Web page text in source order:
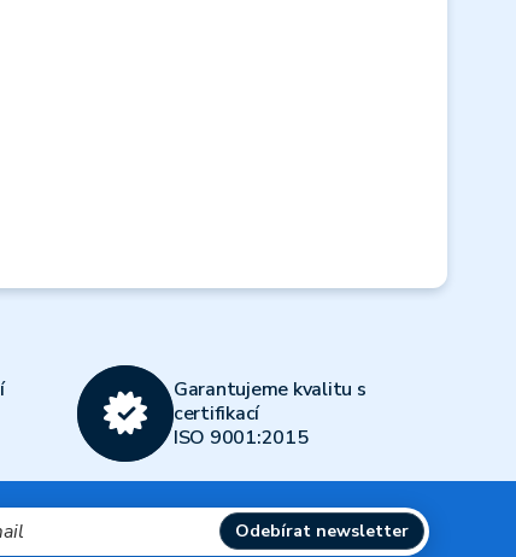
Garantujeme kvalitu s
certifikací
ISO 9001:2015
Odebírat newsletter